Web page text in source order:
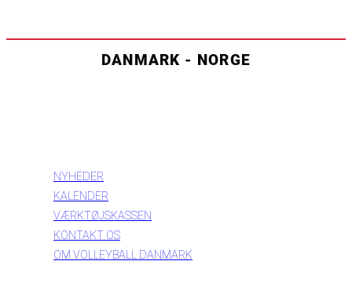
DANMARK - NORGE
NYHEDER
KALENDER
VÆRKTØJSKASSEN
KONTAKT OS
OM VOLLEYBALL DANMARK